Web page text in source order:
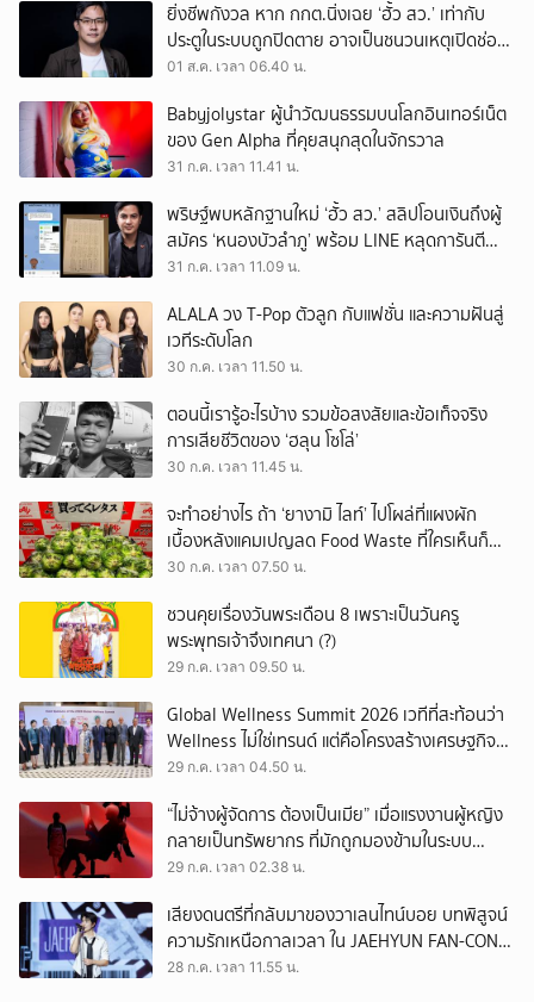
ยิ่งชีพกังวล หาก กกต.นิ่งเฉย ‘ฮั้ว สว.’ เท่ากับ
ประตูในระบบถูกปิดตาย อาจเป็นชนวนเหตุเปิดช่อง
‘ลงถนน’
01 ส.ค. เวลา 06.40 น.
Babyjolystar ผู้นำวัฒนธรรมบนโลกอินเทอร์เน็ต
ของ Gen Alpha ที่คุยสนุกสุดในจักรวาล
31 ก.ค. เวลา 11.41 น.
พริษฐ์พบหลักฐานใหม่ ‘ฮั้ว สว.’ สลิปโอนเงินถึงผู้
สมัคร ‘หนองบัวลำภู’ พร้อม LINE หลุดการันตี
ตำแหน่ง
31 ก.ค. เวลา 11.09 น.
ALALA วง T-Pop ตัวลูก กับแฟชั่น และความฝันสู่
เวทีระดับโลก
30 ก.ค. เวลา 11.50 น.
ตอนนี้เรารู้อะไรบ้าง รวมข้อสงสัยและข้อเท็จจริง
การเสียชีวิตของ ‘ฮลุน โซโล่’
30 ก.ค. เวลา 11.45 น.
จะทำอย่างไร ถ้า ‘ยางามิ ไลท์’ ไปโผล่ที่แผงผัก
เบื้องหลังแคมเปญลด Food Waste ที่ใครเห็นก็
ต้องหันมอง
30 ก.ค. เวลา 07.50 น.
ชวนคุยเรื่องวันพระเดือน 8 เพราะเป็นวันครู
พระพุทธเจ้าจึงเทศนา (?)
29 ก.ค. เวลา 09.50 น.
Global Wellness Summit 2026 เวทีที่สะท้อนว่า
Wellness ไม่ใช่เทรนด์ แต่คือโครงสร้างเศรษฐกิจ
ใหม่ของโลก
29 ก.ค. เวลา 04.50 น.
“ไม่จ้างผู้จัดการ ต้องเป็นเมีย” เมื่อแรงงานผู้หญิง
กลายเป็นทรัพยากร ที่มักถูกมองข้ามในระบบ
เศรษฐกิจแรงงาน
29 ก.ค. เวลา 02.38 น.
เสียงดนตรีที่กลับมาของวาเลนไทน์บอย บทพิสูจน์
ความรักเหนือกาลเวลา ใน JAEHYUN FAN-CON
TOUR
28 ก.ค. เวลา 11.55 น.